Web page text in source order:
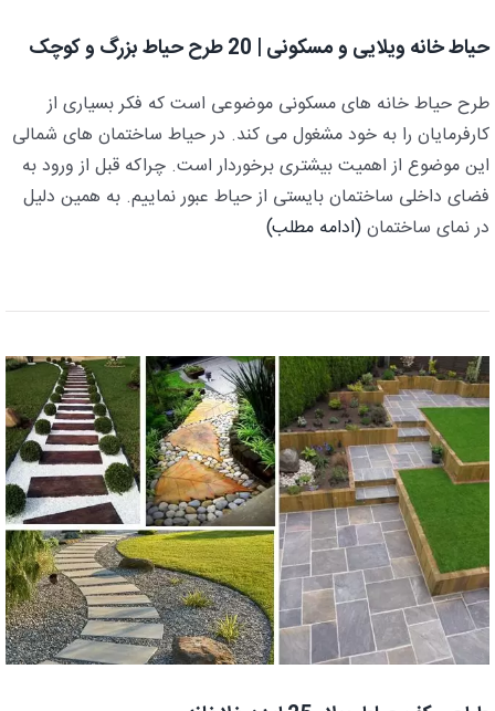
حیاط خانه ویلایی و مسکونی | 20 طرح حیاط بزرگ و کوچک
طرح حیاط خانه های مسکونی موضوعی است که فکر بسیاری از
کارفرمایان را به خود مشغول می کند. در حیاط ساختمان های شمالی
این موضوع از اهمیت بیشتری برخوردار است. چراکه قبل از ورود به
فضای داخلی ساختمان بایستی از حیاط عبور نماییم. به همین دلیل
در نمای ساختمان(ادامه مطلب)